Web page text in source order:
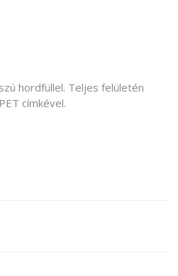
hordfüllel. Teljes felületén
címkével.